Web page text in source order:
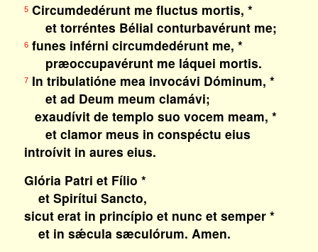
5Circumdedérunt me fluctus mortis, *
et torréntes Bélial conturbavérunt me;
6funes inférni circumdedérunt me, *
præoccupavérunt me láquei mortis.
7In tribulatióne mea invocávi Dóminum, *
et ad Deum meum clamávi;
exaudívit de templo suo vocem meam, *
et clamor meus in conspéctu eius
introívit in aures eius.
Glória Patri et Fílio *
et Spirítui Sancto,
sicut erat in princípio et nunc et semper *
et in sǽcula sæculórum. Amen.